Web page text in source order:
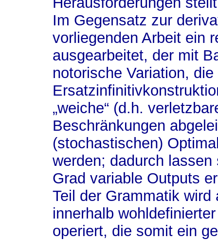
Im Gegensatz zur
vorliegenden Arbeit ein
ausgearbeitet, der mit
notorische Variation,
„weiche“ (d.h.
Beschränkungen
(stochastischen)
werden; dadurch
Grad variable Outputs
Teil der Grammatik
innerhalb
operiert, die somit ein